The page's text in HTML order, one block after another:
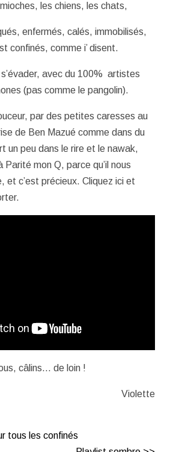
les chiens, les chats,
enfermés, calés, immobilisés,
confinés, comme i’ disent.
avec du 100% artistes
(pas comme le pangolin).
par des petites caresses au
de Ben Mazué comme dans du
un peu dans le rire et le nawak,
mon Q, parce qu’il nous
et c’est précieux. Cliquez ici et
câlins… de loin !
Violette
tous les confinés